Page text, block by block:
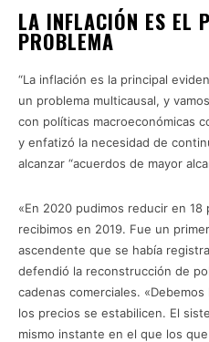
LA INFLACIÓN ES EL
PROBLEMA
“La inflación es la principal
un problema multicausal, y
con políticas macroeconómicas
y enfatizó la necesidad de
alcanzar “acuerdos de mayor
«En 2020 pudimos reducir en
recibimos en 2019. Fue un
ascendente que se había
defendió la reconstrucción de
cadenas comerciales.
los precios se estabilicen. El
mismo instante en el que los